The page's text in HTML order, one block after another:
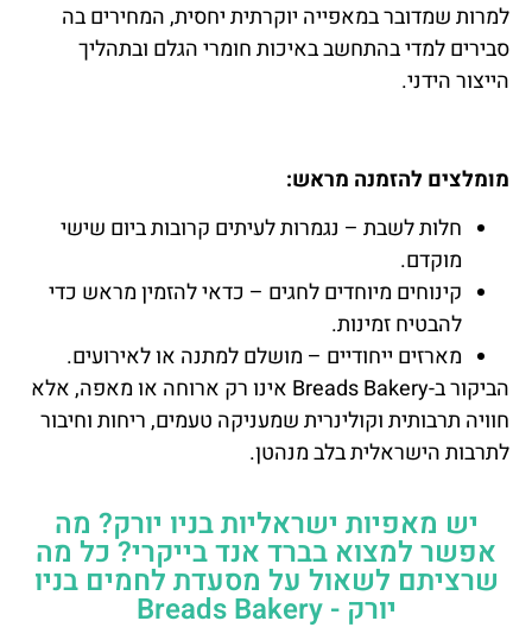
למרות שמדובר במאפייה יוקרתית יחסית, המחירים בה
סבירים למדי בהתחשב באיכות חומרי הגלם ובתהליך
הייצור הידני.
מומלצים להזמנה מראש:
חלות לשבת – נגמרות לעיתים קרובות ביום שישי
מוקדם.
קינוחים מיוחדים לחגים – כדאי להזמין מראש כדי
להבטיח זמינות.
מארזים ייחודיים – מושלם למתנה או לאירועים.
הביקור ב-Breads Bakery אינו רק ארוחה או מאפה, אלא
חוויה תרבותית וקולינרית שמעניקה טעמים, ריחות וחיבור
לתרבות הישראלית בלב מנהטן.
יש מאפיות ישראליות בניו יורק? מה
אפשר למצוא בברד אנד בייקרי? כל מה
שרציתם לשאול על מסעדת לחמים בניו
יורק - Breads Bakery